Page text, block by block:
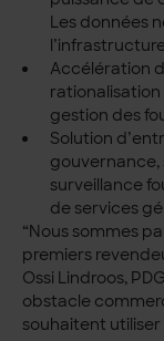
Les données
Accélération
gestion des
Solution
surveillance
de services
“Nous sommes
premiers
Ossi Lindroos,
obstacle
souhaitent